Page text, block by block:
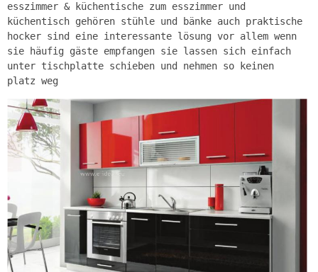
esszimmer & küchentische zum esszimmer und
küchentisch gehören stühle und bänke auch praktische
hocker sind eine interessante lösung vor allem wenn
sie häufig gäste empfangen sie lassen sich einfach
unter tischplatte schieben und nehmen so keinen
platz weg